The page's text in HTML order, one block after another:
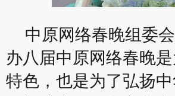
中原网络春晚组委
办八届中原网络春晚
特色，也是为了弘扬